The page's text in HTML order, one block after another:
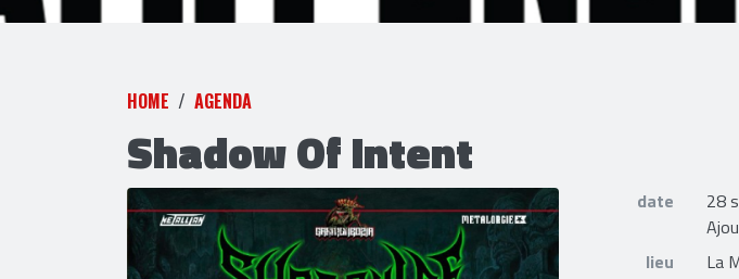
HOME AGENDA
Shadow Of Intent
date
28
lieu
La